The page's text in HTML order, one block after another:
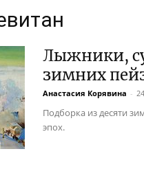
Лыжники,
зимних
Анастасия Корявина -
Подборка из десяти
эпох.